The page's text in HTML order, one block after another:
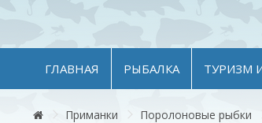
ГЛАВНАЯ РЫБАЛКА ТУРИЗМ
Приманки Поролоновые рыбки